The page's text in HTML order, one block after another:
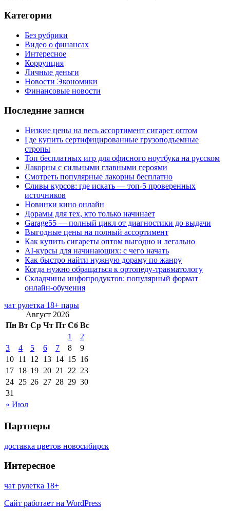
Категории
Без рубрики
Видео о финансах
Интересное
Коррупция
Личные деньги
Новости Экономики
Финансовые новости
Последние записи
Низкие цены на весь ассортимент сигарет оптом
Где купить сертифицированные грузоподъемные
стропы
Топ бесплатных игр для офисного ноутбука на русском
Лакорны с сильными главными героями
Смотреть популярные лакорны бесплатно
Сливы курсов: где искать — топ-5 проверенных
источников
Новинки кино онлайн
Дорамы для тех, кто только начинает
Garage55 — полный цикл от диагностики до выдачи
Выгодные цены на полный ассортимент
Как купить сигареты оптом выгодно и легально
AI-курсы для начинающих: с чего начать
Как быстро найти нужную дораму по жанру
Когда нужно обращаться к ортопеду-травматологу
Складчины инфопродуктов: популярный формат
онлайн-обучения
чат рулетка 18+ пары
Август 2026
Пн Вт Ср Чт Пт Сб Вс
« Июл
1
2
3
4 5 6 7 8
9
10 11 12 13 14 15 16
17 18 19 20 21 22 23
24 25 26 27 28 29 30
31
Партнеры
доставка цветов новосибирск
Интересное
чат рулетка 18+
Сайт работает на WordPress